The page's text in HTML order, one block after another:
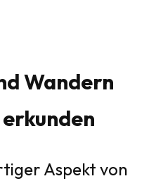
Wandern
Aspekt von